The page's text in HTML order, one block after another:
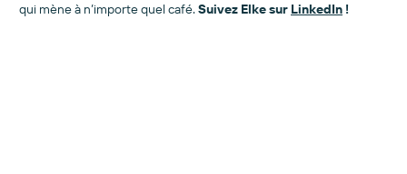
qui mène à n’importe quel café.Suivez Elke sur LinkedIn !